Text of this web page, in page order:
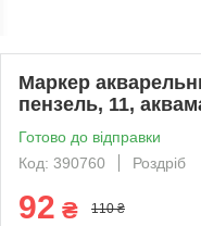
Маркер
пензель, 11,
Готово до відправки
Код: 390760
Роздріб
92 ₴ 110 ₴